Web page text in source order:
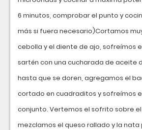
6 minutos, comprobar el punto y
más si fuera necesario)Cortamos
cebolla y el diente de ajo, sofreímos
sartén con una cucharada de aceite
hasta que se doren, agregamos el
cortado en cuadraditos y sofreímos
conjunto. Vertemos el sofrito sobre
mezclamos el queso rallado y la nata